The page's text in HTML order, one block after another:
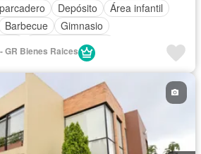
Depósito
Área infantil
Barbecue
Gimnasio
Vista panorámica
Cuarto de servicio
Piscina
GR Bienes Raices